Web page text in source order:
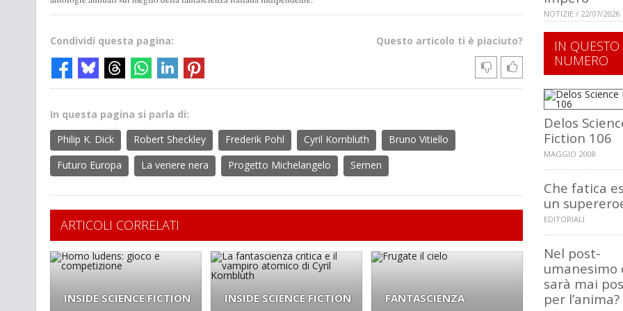
Questo articolo ti è piaciuto?
Condividi questa pagina:
In questa pagina si parla di:
Philip K. Dick
Robert Sheckley Frederik Pohl Cyril Kornbluth
Bruno Vitiello
Futuro Europa
La venere nera Progetto Michelangelo Semen
ARTICOLI CORRELATI
INSIDE SCIENCE FICTION INSIDE SCIENCE FICTION FANTASCIENZA
NOTIZIE / 22/07/2026
IN QUESTO
NUMERO
Delos
Fiction 106
MAGGIO 2008
Che fatica
un
EDITORIALI
Nel post-
umanesimo
sarà mai
per l’anima?